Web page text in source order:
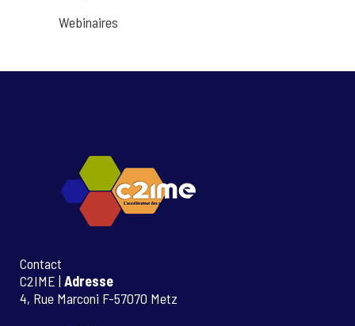
Webinaires
Contact
C2IME | Adresse
4, Rue Marconi F-57070 Metz